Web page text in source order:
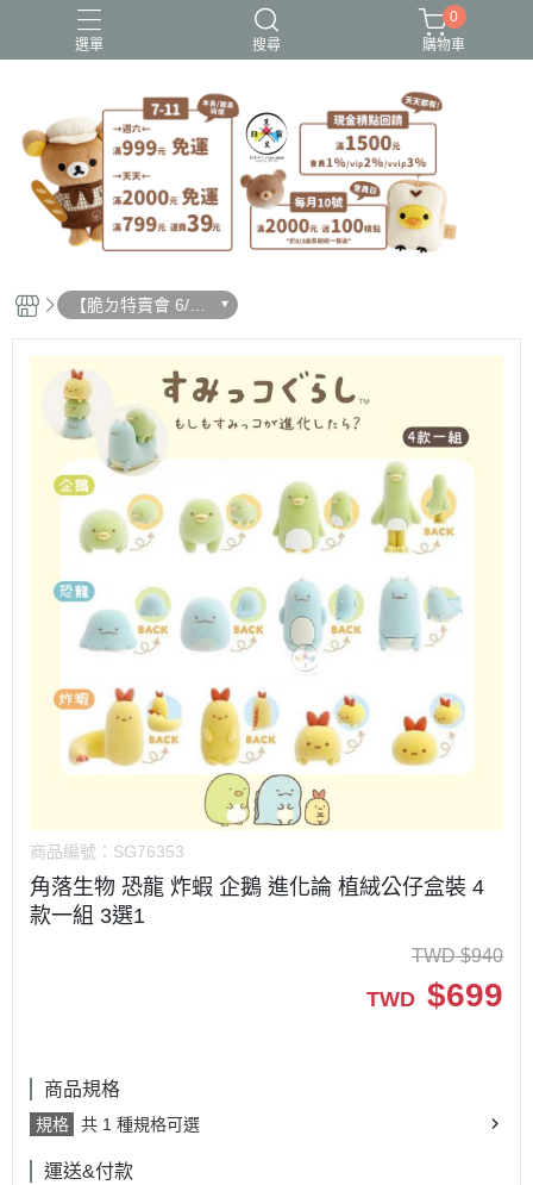
選單 搜尋
史努比歐拉夫 吉伊卡哇 憂傷馬戲團
拉拉熊
迪士尼-玩具總動員
0
購物車
【脆ㄉ特賣會 6/19
更新】
商品編號： SG76353
角落生物 恐龍 炸蝦 企鵝 進化論 植絨公仔盒裝 4
款一組 3選1
TWD $940
TWD $699
商品規格
規格 共 1 種規格可選
運送&付款